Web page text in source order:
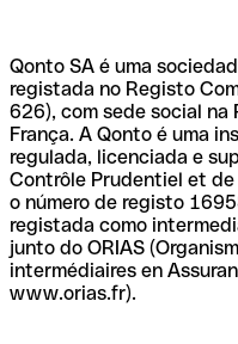
Qonto SA é uma
registada no Registo
626), com sede social na
França. A Qonto é uma
regulada, licenciada e
Contrôle Prudentiel et de
o número de registo
registada como
junto do ORIAS
intermédiaires en
www.orias.fr).